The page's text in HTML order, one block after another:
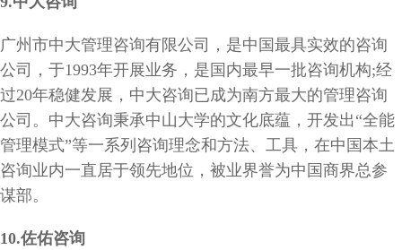
广州市中大管理咨询有限公司，是中国最具实效的咨询
公司，于1993年开展业务，是国内最早一批咨询机构;经
过20年稳健发展，中大咨询已成为南方最大的管理咨询
公司。中大咨询秉承中山大学的文化底蕴，开发出“全能
管理模式”等一系列咨询理念和方法、工具，在中国本土
咨询业内一直居于领先地位，被业界誉为中国商界总参
谋部。
10.佐佑咨询